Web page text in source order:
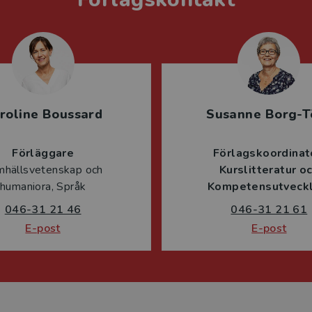
Boussard
Förläggare
och
humaniora, Språk
046-31 21 46
E-post
Susanne Borg-
Kurslitteratur
046-31 21 61
E-post